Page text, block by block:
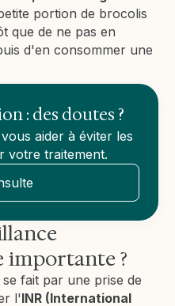
portion de brocolis
que de ne pas en
d'en consommer une
: des doutes ?
aider à éviter les
votre traitement.
importante ?
fait par une prise de
l'INR (International